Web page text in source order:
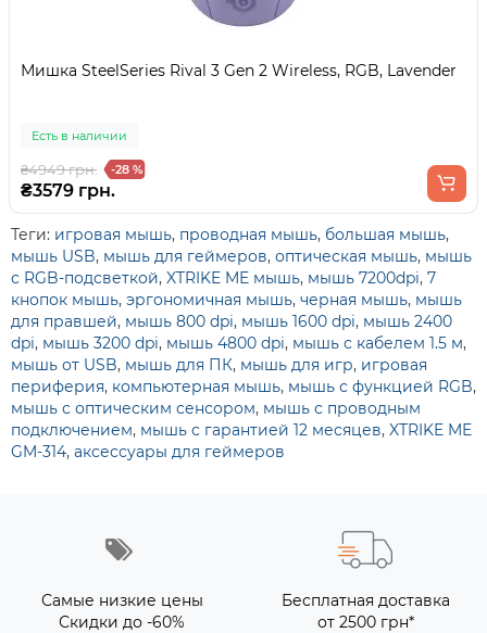
Мишка SteelSeries Rival 3 Gen 2 Wireless, RGB, Lavender
Есть в наличии
₴4949 грн. -28 %
₴3579 грн.
Теги: игровая мышь, проводная мышь, большая мышь,
мышь USB, мышь для геймеров, оптическая мышь, мышь
с RGB-подсветкой, XTRIKE ME мышь, мышь 7200dpi, 7
кнопок мышь, эргономичная мышь, черная мышь, мышь
для правшей, мышь 800 dpi, мышь 1600 dpi, мышь 2400
dpi, мышь 3200 dpi, мышь 4800 dpi, мышь с кабелем 1.5 м,
мышь от USB, мышь для ПК, мышь для игр, игровая
периферия, компьютерная мышь, мышь с функцией RGB,
мышь с оптическим сенсором, мышь с проводным
подключением, мышь с гарантией 12 месяцев, XTRIKE ME
GM-314, аксессуары для геймеров
Самые низкие цены
Скидки до -60%
Бесплатная доставка
от 2500 грн*